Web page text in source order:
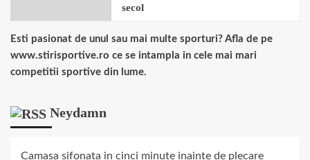
secol
Esti pasionat de unul sau mai multe sporturi? Afla de pe
www.stirisportive.ro ce se intampla in cele mai mari
competitii sportive din lume.
Neydamn
Camasa sifonata in cinci minute inainte de plecare